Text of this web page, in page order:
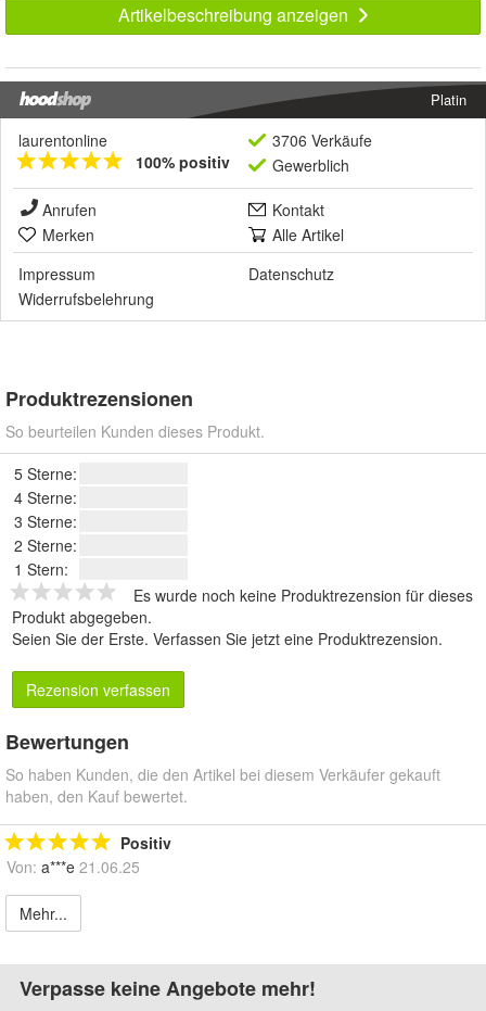
Artikelbeschreibung anzeigen
Platin
laurentonline
100% positiv
3706 Verkäufe
Gewerblich
Anrufen
Kontakt
Merken
Alle Artikel
Impressum
Datenschutz
Widerrufsbelehrung
Produktrezensionen
So beurteilen Kunden dieses Produkt.
5 Sterne:
4 Sterne:
3 Sterne:
2 Sterne:
1 Stern:
Es wurde noch keine Produktrezension für dieses
Produkt abgegeben.
Seien Sie der Erste. Verfassen Sie jetzt eine Produktrezension.
Rezension verfassen
Bewertungen
So haben Kunden, die den Artikel bei diesem Verkäufer gekauft
haben, den Kauf bewertet.
Positiv
Von: a***e 21.06.25
Mehr...
Verpasse keine Angebote mehr!